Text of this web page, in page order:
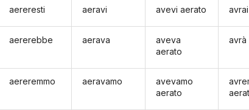
aereresti
aererebbe
aereremmo
aeravi
aerava
aeravamo
avevi aerato
aveva
aerato
avevamo
aerato
avrà